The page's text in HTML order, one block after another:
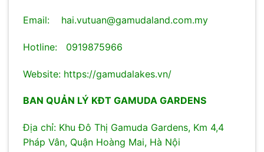
Email: hai.vutuan@gamudaland.com.my
Hotline: 0919875966
Website: https://gamudalakes.vn/
BAN QUẢN LÝ KĐT GAMUDA GARDENS
Địa chỉ: Khu Đô Thị Gamuda Gardens, Km 4,4
Pháp Vân, Quận Hoàng Mai, Hà Nội